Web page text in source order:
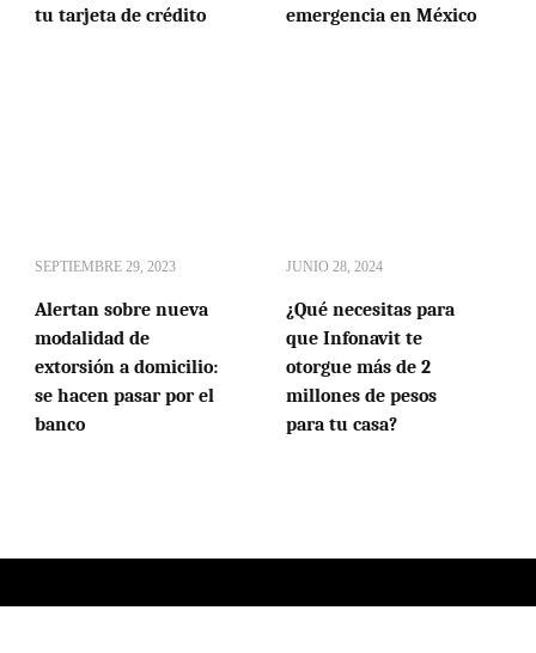
tu tarjeta de crédito
emergencia en México
SEPTIEMBRE 29, 2023
Alertan sobre nueva
modalidad de
extorsión a domicilio:
se hacen pasar por el
banco
JUNIO 28, 2024
¿Qué necesitas para
que Infonavit te
otorgue más de 2
millones de pesos
para tu casa?